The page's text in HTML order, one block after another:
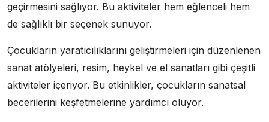
geçirmesini sağlıyor. Bu aktiviteler hem eğlenceli hem
de sağlıklı bir seçenek sunuyor.
Çocukların yaratıcılıklarını geliştirmeleri için düzenlenen
sanat atölyeleri, resim, heykel ve el sanatları gibi çeşitli
aktiviteler içeriyor. Bu etkinlikler, çocukların sanatsal
becerilerini keşfetmelerine yardımcı oluyor.